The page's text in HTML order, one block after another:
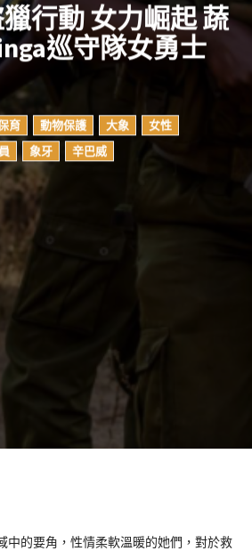
行動 女力崛起 蔬
巡守隊女勇士
育 動物保護 大象
女性
象牙 辛巴威
中的要角，性情柔軟溫暖的她們，對於救